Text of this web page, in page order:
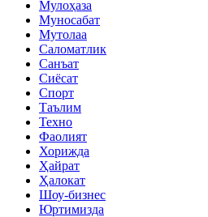
Мулоҳаза
Муносабат
Мутолаа
Саломатлик
Санъат
Сиёсат
Спорт
Таълим
Техно
Фаолият
Хорижда
Ҳайрат
Ҳалокат
Шоу-бизнес
Юртимизда